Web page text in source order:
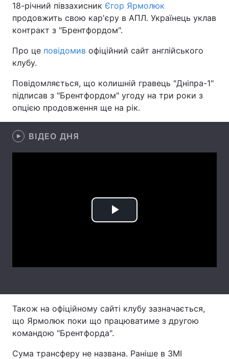
Головна Війна
Економіка
Спорт Наука
Техно і зв'язок Лайт
Зброя
Здоров'я Туризм
Регіони
Архів Вакансії
Контакти
Послуги
18-річний півзахисник Єгор Ярмолюк
продовжить свою кар'єру в АПЛ. Українець уклав
контракт з "Брентфордом".
Про це повідомив офіційний сайт англійського
клубу.
Повідомляється, що колишній гравець "Дніпра-1"
підписав з "Брентфордом" угоду на три роки з
опцією продовження ще на рік.
ВІДЕО ДНЯ
Play
Також на офіційному сайті клубу зазначається,
що Ярмолюк поки що працюватиме з другою
командою "Брентфорда".
Сума трансферу не названа. Раніше в ЗМІ